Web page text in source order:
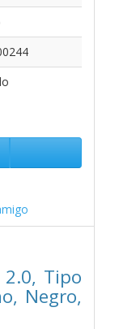
2.0, Tipo
Negro,